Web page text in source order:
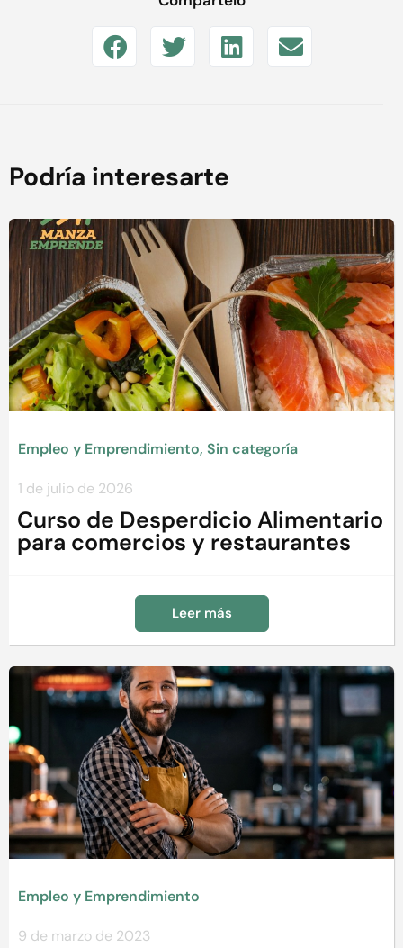
Podría interesarte
Empleo y Emprendimiento, Sin categoría
1 de julio de 2026
Curso de Desperdicio Alimentario
para comercios y restaurantes
Leer más
Empleo y Emprendimiento
9 de marzo de 2023